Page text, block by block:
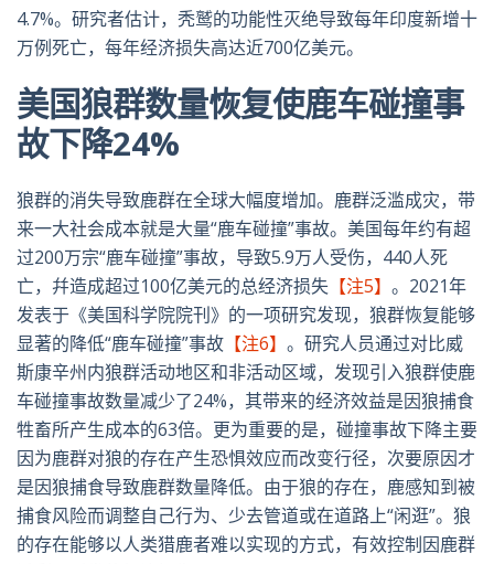
4.7%。研究者估计，秃鹫的功能性灭绝导致每年印度新增十
万例死亡，每年经济损失高达近700亿美元。
美国狼群数量恢复使鹿车碰撞事
故下降24%
狼群的消失导致鹿群在全球大幅度增加。鹿群泛滥成灾，带
来一大社会成本就是大量“鹿车碰撞”事故。美国每年约有超
过200万宗“鹿车碰撞”事故，导致5.9万人受伤， 440人死
亡，幷造成超过100亿美元的总经济损失 【注5】 。 2021年
发表于《美国科学院院刊》的一项研究发现，狼群恢复能够
显著的降低“鹿车碰撞”事故 【注6】 。研究人员通过对比威
斯康辛州内狼群活动地区和非活动区域，发现引入狼群使鹿
车碰撞事故数量减少了24%，其带来的经济效益是因狼捕食
牲畜所产生成本的63倍。更为重要的是，碰撞事故下降主要
因为鹿群对狼的存在产生恐惧效应而改变行径，次要原因才
是因狼捕食导致鹿群数量降低。由于狼的存在，鹿感知到被
捕食风险而调整自己行为、少去管道或在道路上“闲逛”。狼
的存在能够以人类猎鹿者难以实现的方式，有效控制因鹿群